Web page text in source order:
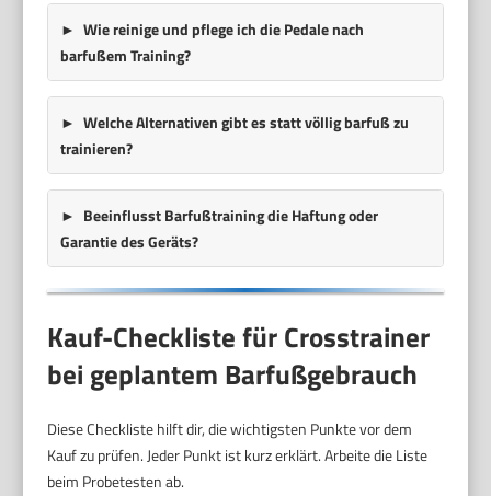
Wie reinige und pflege ich die Pedale nach
barfußem Training?
Welche Alternativen gibt es statt völlig barfuß zu
trainieren?
Beeinflusst Barfußtraining die Haftung oder
Garantie des Geräts?
Kauf-Checkliste für Crosstrainer
bei geplantem Barfußgebrauch
Diese Checkliste hilft dir, die wichtigsten Punkte vor dem
Kauf zu prüfen. Jeder Punkt ist kurz erklärt. Arbeite die Liste
beim Probetesten ab.